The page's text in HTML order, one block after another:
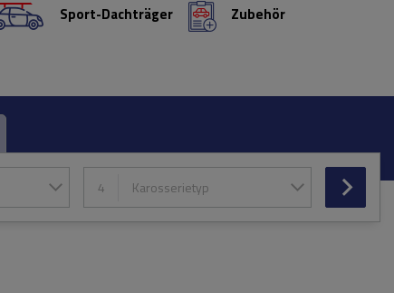
Sport-Dachträger Zubehör
4 Karosserietyp